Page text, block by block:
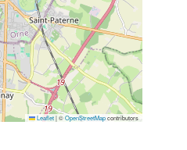
Leaflet |©OpenStreetMapcontributors